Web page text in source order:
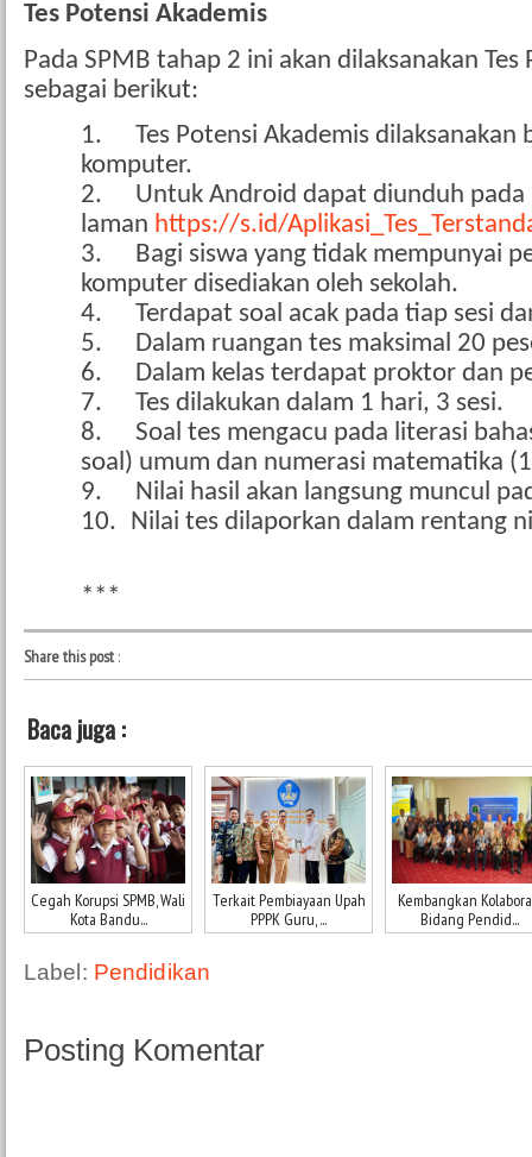
Tes Potensi Akademis
Pada SPMB tahap 2 ini akan dilaksanakan Tes
sebagai berikut:
1.
Tes Potensi Akademis dilaksanakan
komputer.
2.
Untuk Android dapat diunduh pada
laman https://s.id/
3.
Bagi siswa yang tidak mempunyai
komputer disediakan oleh sekolah.
4.
Terdapat soal acak pada tiap sesi
5.
Dalam ruangan tes maksimal 20
6.
Dalam kelas terdapat proktor dan
7.
Tes dilakukan dalam 1 hari, 3 sesi.
8.
Soal tes mengacu pada literasi
soal) umum dan numerasi matematika
9.
Nilai hasil akan langsung muncul
10.
Nilai tes dilaporkan dalam rentang
***
Share this post:
Baca juga :
Cegah Korupsi SPMB, Wali
Kota Bandu...
Terkait Pembiayaan Upah
PPPK Guru, ...
Kembangkan
Bidang Pendid...
Label: Pendidikan
Posting Komentar